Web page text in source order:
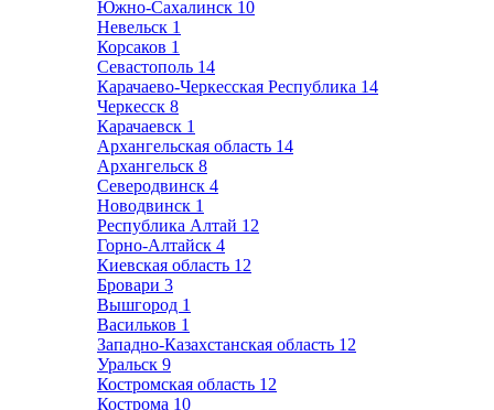
Южно-Сахалинск 10
Невельск 1
Корсаков 1
Севастополь 14
Карачаево-Черкесская Республика 14
Черкесск 8
Карачаевск 1
Архангельская область 14
Архангельск 8
Северодвинск 4
Новодвинск 1
Республика Алтай 12
Горно-Алтайск 4
Киевская область 12
Бровари 3
Вышгород 1
Васильков 1
Западно-Казахстанская область 12
Уральск 9
Костромская область 12
Кострома 10